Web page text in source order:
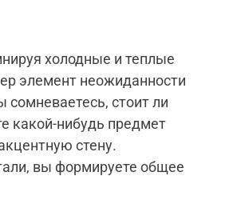
холодные и теплые
элемент неожиданности
стоит ли
какой-нибудь предмет
стену.
вы формируете общее